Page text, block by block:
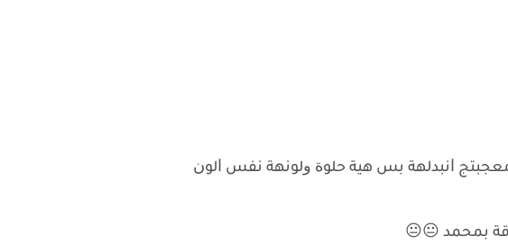
ﻣﻌﺠﺒﺘﺞ ﺍﻧﺒﺪﻟﻬﺔ ﺑﺲ ﻫﻴﺔ ﺣﻠﻮﺓ ﻭﻟﻮﻧﻬﺔ ﻧﻔﺲ ﺍﻟﻮﻥ
ﺑﻤﺤﻤﺪ 😐😐